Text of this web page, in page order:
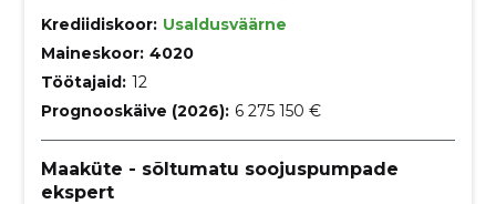
Krediidiskoor: Usaldusväärne
Maineskoor: 4020
Töötajaid: 12
Prognooskäive (2026): 6 275 150 €
Maaküte - sõltumatu soojuspumpade
ekspert